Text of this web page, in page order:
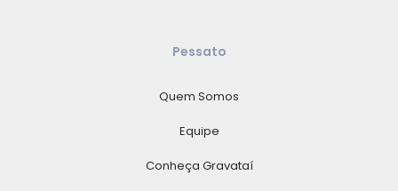
Pessato
Quem Somos
Equipe
Conheça Gravataí